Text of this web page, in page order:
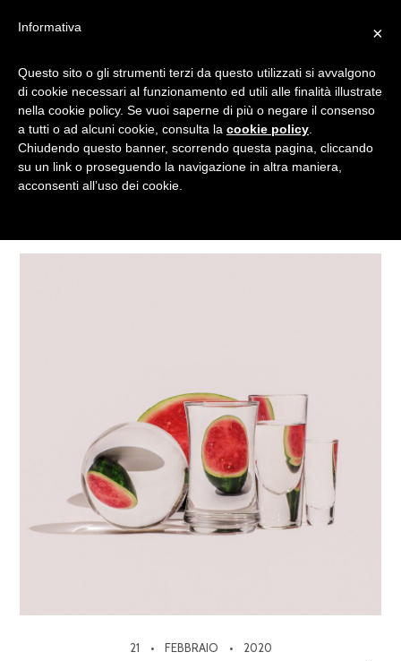
ACQUA
Tagged
21 FEBBRAIO 2020
×
Informativa
Questo sito o gli strumenti terzi da questo utilizzati si avvalgono
di cookie necessari al funzionamento ed utili alle finalità illustrate
nella cookie policy. Se vuoi saperne di più o negare il consenso
a tutti o ad alcuni cookie, consulta la cookie policy
Chiudendo questo banner, scorrendo questa pagina, cliccando
su un link o proseguendo la navigazione in altra maniera,
acconsenti all’uso dei cookie.